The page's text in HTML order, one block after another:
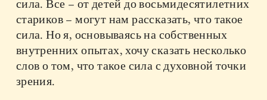
сила. Все – от детей до восьмидесятилетних
стариков – могут нам рассказать, что такое
сила. Но я, основываясь на собственных
внутренних опытах, хочу сказать несколько
слов о том, что такое сила с духовной точки
зрения.